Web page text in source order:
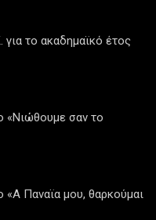
το ακαδημαϊκό έτος
«Νιώθουμε σαν το
«Α Παναϊα μου, θαρκούμαι